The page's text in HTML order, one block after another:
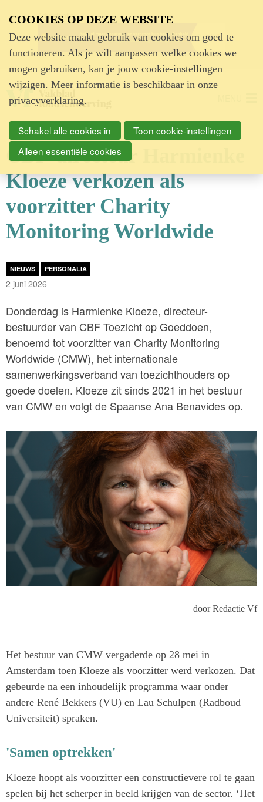
Advertentie
CBF-directeur Harmienke
Kloeze verkozen als
voorzitter Charity
Monitoring Worldwide
NIEUWS PERSONALIA
2 juni 2026
Donderdag is Harmienke Kloeze, directeur-
bestuurder van CBF Toezicht op Goeddoen,
benoemd tot voorzitter van Charity Monitoring
Worldwide (CMW), het internationale
samenwerkingsverband van toezichthouders op
goede doelen. Kloeze zit sinds 2021 in het bestuur
van CMW en volgt de Spaanse Ana Benavides op.
doorRedactie Vf
Het bestuur van CMW vergaderde op 28 mei in
Amsterdam toen Kloeze als voorzitter werd verkozen. Dat
gebeurde na een inhoudelijk programma waar onder
andere René Bekkers (VU) en Lau Schulpen (Radboud
Universiteit) spraken.
'Samen optrekken'
Kloeze hoopt als voorzitter een constructievere rol te gaan
spelen bij het scherper in beeld krijgen van de sector. ‘Het
COOKIES OP DEZE WEBSITE
Deze website maakt gebruik van cookies om goed te
functioneren. Als je wilt aanpassen welke cookies we
mogen gebruiken, kan je jouw cookie-instellingen
wijzigen. Meer informatie is beschikbaar in onze
privacyverklaring.
Schakel alle cookies in
Toon cookie-instellingen
Alleen essentiële cookies